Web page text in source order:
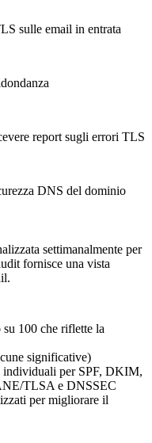
sulle email in entrata
report sugli errori TLS
DNS del dominio
settimanalmente per
fornisce una vista
100 che riflette la
significative)
individuali per SPF, DKIM,
TLSA e DNSSEC
per migliorare il